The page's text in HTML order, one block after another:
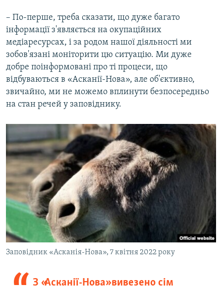
– По-перше, треба сказати, що дуже багато
інформації з'являється на окупаційних
медіаресурсах, і за родом нашої діяльності ми
зобов'язані моніторити цю ситуацію. Ми дуже
добре поінформовані про ті процеси, що
відбуваються в «Асканії-Нова», але об'єктивно,
звичайно, ми не можемо вплинути безпосередньо
на стан речей у заповіднику.
Заповідник «Асканія-Нова», 7 квітня 2022 року
З «Асканії-Нова» вивезено сім